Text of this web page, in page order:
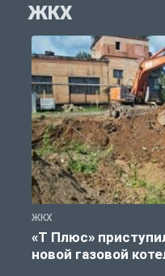
ЖКХ
ЖКХ
«Т Плюс»
новой газовой